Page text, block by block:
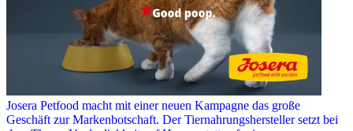
Josera Petfood macht mit einer neuen Kampagne das große
Geschäft zur Markenbotschaft. Der Tiernahrungshersteller setzt bei